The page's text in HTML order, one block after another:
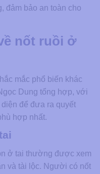
đảm bảo an toàn cho
nốt ruồi ở
mắc phổ biến khác
Dung tổng hợp, với
để đưa ra quyết
hợp nhất.
ở tai thường được xem
và tài lộc. Người có nốt